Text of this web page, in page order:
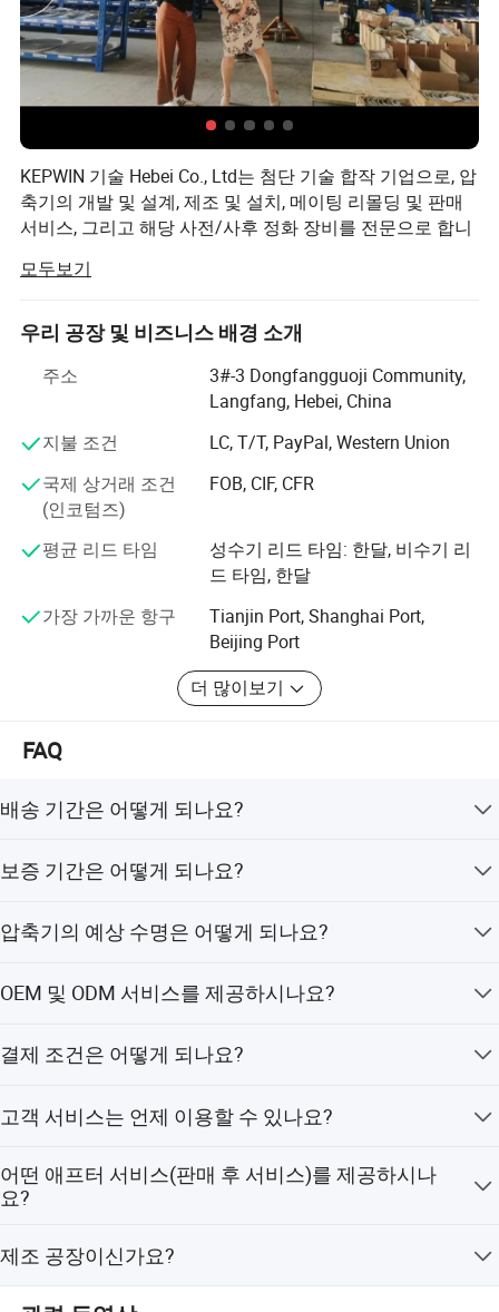
VWZ-10/1.5-10
입니다
10 0.15 1 2.2
1000 × 500 ×
700
RC 1'
VWZ-15 / 1.5-10 15 0.15 3
1000 × 500 ×
700
RC 1'
WWZ-20 / 1.5-
1 4
1200 × 650 ×
입니다
25 0.15 1 5.5
800
RC 1'
WWZ-30 / 1.5-
10에서
30 0.15 1 5.5
1200 × 650 ×
800
RC 1'
WWZ-50/1.5-10
ZWZ-5/4-14 5 0.4 1.4 1.5
ZWZ-10/4-14 1.4 2.2
1000 × 500 ×
700
RC 1'
700
VWZ-20/4-14 20 0.4 1.4 3
800
1.4 5.5
1.4 7.5
1200 × 650 ×
KEPWIN 기술 Hebei Co., Ltd는 첨단 기술 합작 기업으로, 압
축기의 개발 및 설계, 제조 및 설치, 메이팅 리몰딩 및 판매
서비스, 그리고 해당 사전/사후 정화 장비를 전문으로 합니
에어 프로덕츠의 공장은 18년 동안 제조 경험 프로세스 압
축기를 제조했으며 직원 수는 150명에 달하며 총 자산은
100, 000, 000RMB, 건물 면적 11222m2이며 왕복동 콤푸
치를 전문으로 합니다. 연료 가스 압축기, 천연가스 압축기,
CNG 압축기, LNG 및 LPG & 메탄 압축기, 산소 및 헬륨 & 아
르곤 & 제논 & 질소 가스 압축기의 순수 가스, 스테이션 수
소 압축기, 수소 에너지 장비, 고압 공기 압축기, 오일프리
스크롤 압축기. 에어 프로덕츠의 다양한 계획은 유량, 흡입
압력 및 배출 압력, 가스 흡입구 온도 및 배출구 온도, 공냉
로 합니다. 완제품은 엄격한 품질 테스트와 다양한 매개변
수에 대한 공장 운영 테스트를 위해 품질 관리 부서로 전송
됩니다. 품질은 우리의 문화이고, 고객의 좋은 피드백은 우
리의 개발 기반입니다. 우리는 모든 환경에서 고객의 만족
학, 에너지 화학, 기계 산업, 전자 산업, 동물 축사 및 방위 산
유리, 시멘트, 물 처리, 농업, 음식, 건설, 목재류 및 기타 현
합니다. 사용 가능한 모델에는 KP-lb 시리즈 고정 속도 스크
류 공기 압축기, V 시리즈 가변 속도 스크류 공기 압축기 등
전력 범위는 4KW-1855KW입니다.
우리는 모든 환경에서 고객의 만족도를 제품의 유용성과
응용 프로그램을 목격한 것으로 봅니다. 이 같은 점을 바탕
반적인 프레임워크를 개발했습니다. 또한 압축기의 메이팅
전문적으로 취급합니다.
1. 우리는 일부 파트너 간사들과 장기적인 협력을 유지하고
A. 정확한 배송일을 말하고 가장 좋은 배송료를 인용한다.
적절한
모두보기
우리 공장 및 비즈니스 배경 소개
주소
3#-3 Dongfangguoji Community,
Langfang, Hebei, China
지불 조건
LC, T/T, PayPal, Western Union
국제 상거래 조건
(인코텀즈)
FOB, CIF, CFR
평균 리드 타임
성수기 리드 타임: 한달, 비수기 리
드 타임, 한달
가장 가까운 항구
Tianjin Port, Shanghai Port,
Beijing Port
더 많이보기
FAQ
배송 기간은 어떻게 되나요?
니다. 재고가 없는 경우, 수량에 따라 20~35일 정도 소요될
보증 기간은 어떻게 되나요?
개월) 동안 보증됩니다. 단, 유지 보수용 부품은 제외됩니
압축기의 예상 수명은 어떻게 되나요?
OEM 및 ODM 서비스를 제공하시나요?
ODM 서비스도 제공할 수 있습니다.
결제 조건은 어떻게 되나요?
리고 Trade Assurance를 통해 USD, RMB, GBP, 유로, 그리
고객 서비스는 언제 이용할 수 있나요?
해 48시간 이내에 대응할 것을 약속드립니다.
어떤 애프터 서비스(판매 후 서비스)를 제공하시나
요?
스 지원을 위해 숙련된 엔지니어를 보유하고 있습니다.
제조 공장이신가요?